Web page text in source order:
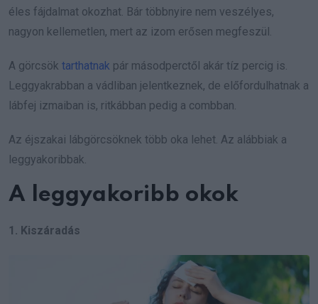
éles fájdalmat okozhat. Bár többnyire nem veszélyes,
nagyon kellemetlen, mert az izom erősen megfeszül.
A görcsök tarthatnak pár másodperctől akár tíz percig is.
Leggyakrabban a vádliban jelentkeznek, de előfordulhatnak a
lábfej izmaiban is, ritkábban pedig a combban.
Az éjszakai lábgörcsöknek több oka lehet. Az alábbiak a
leggyakoribbak.
A leggyakoribb okok
1. Kiszáradás